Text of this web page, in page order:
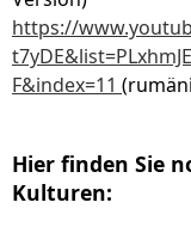
https://
F&index=11
Hier finden Sie
Kulturen: